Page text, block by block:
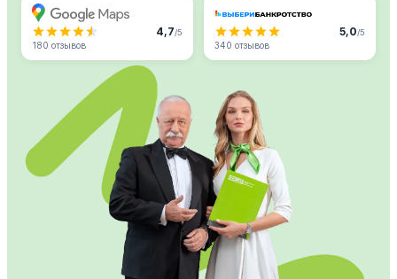
4,7/5
180 отзывов
5,0/5
340 отзывов